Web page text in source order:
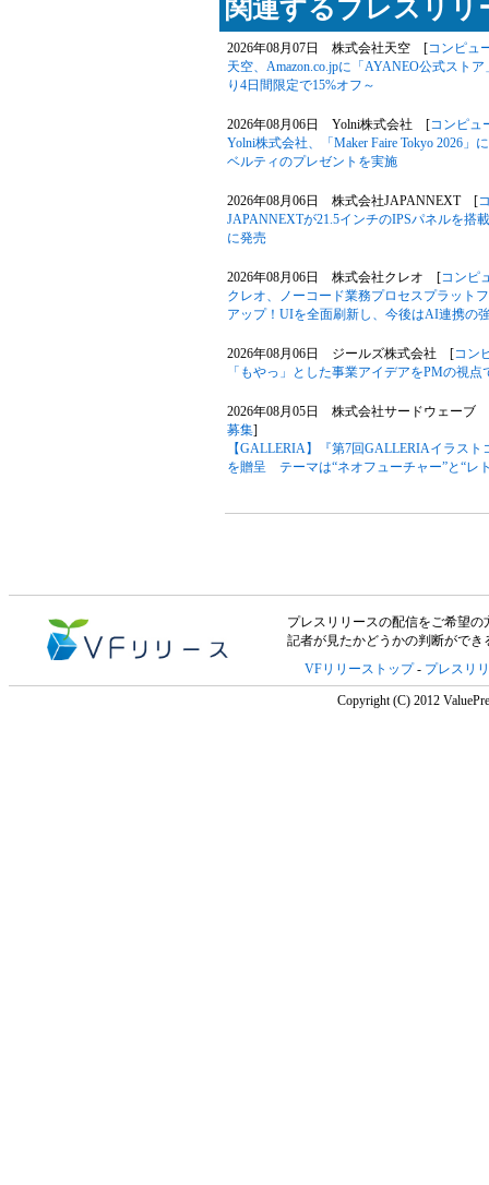
関連するプレスリリ
2026年08月07日 株式会社天空 [コンピュ
天空、Amazon.co.jpに「AYANEO公式スト
り4日間限定で15%オフ～
2026年08月06日 Yolni株式会社 [コンピュ
Yolni株式会社、「Maker Faire Tokyo 2026
ベルティのプレゼントを実施
2026年08月06日 株式会社JAPANNEXT [
JAPANNEXTが21.5インチのIPSパネルを搭
に発売
2026年08月06日 株式会社クレオ [コンピ
クレオ、ノーコード業務プロセスプラット
アップ！UIを全面刷新し、今後はAI連携の
2026年08月06日 ジールズ株式会社 [コン
「もやっ」とした事業アイデアをPMの視
2026年08月05日 株式会社サードウェー
募集]
【GALLERIA】『第7回GALLERIAイラス
を贈呈 テーマは“ネオフューチャー”と“レ
プレスリリースの配信をご希望の
記者が見たかどうかの判断がで
VFリリーストップ- プレスリ
Copyright (C) 2012